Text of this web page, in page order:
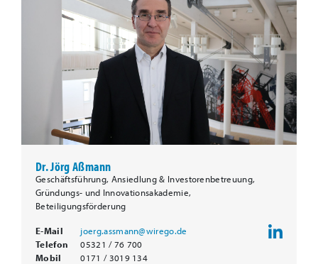
Dr. Jörg Aßmann
Geschäftsführung, Ansiedlung & Investorenbetreuung,
Gründungs- und Innovationsakademie,
Beteiligungsförderung
E-Mail
joerg.assmann@wirego.de
Telefon
05321 / 76 700
Mobil
0171 / 3019 134